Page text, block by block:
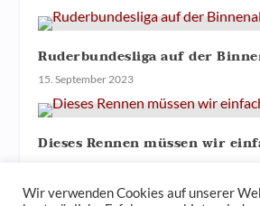
Ruderbundesliga auf der
15. September 2023
Dieses Rennen müssen wir
Wir verwenden Cookies auf unserer